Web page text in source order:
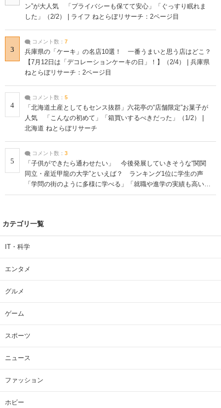
ン”が大人気 「プライバシーも保てて安心」「ぐっすり眠れま
した」（2/2） | ライフ ねとらぼリサーチ：2ページ目
3
コメント数： 7
兵庫県の「ケーキ」の名店10選！ 一番うまいと思う店はどこ？
【7月12日は「デコレーションケーキの日」！】（2/4） | 兵庫県
ねとらぼリサーチ：2ページ目
4
コメント数： 5
「北海道土産としてもセンス抜群」六花亭の“店舗限定”お菓子が
人気 「こんなの初めて」「箱買いするべきだった」（1/2） |
北海道 ねとらぼリサーチ
5
コメント数： 3
「子供ができたら通わせたい」 今後発展していきそうな“関関
同立・産近甲龍の大学”といえば？ ランキング1位に学生の声
「学問の街のように多様に学べる」「就職や進学の実績も高い」
| 大学 ねとらぼリサーチ
カテゴリ一覧
IT・科学
エンタメ
グルメ
ゲーム
スポーツ
ニュース
ファッション
ホビー